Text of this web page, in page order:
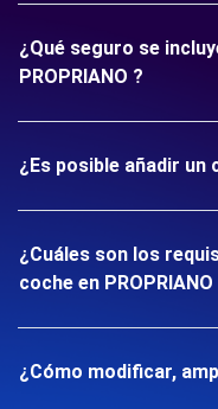
¿Qué seguro se
PROPRIANO ?
¿Es posible añadir
¿Cuáles son los
coche en PROPRIANO
¿Cómo modificar,